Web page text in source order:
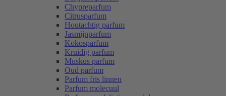
Chypreparfum
Citrusparfum
Houtachtig parfum
Jasmijnparfum
Kokosparfum
Kruidig parfum
Muskus parfum
Oud parfum
Parfum fris linnen
Parfum molecuul